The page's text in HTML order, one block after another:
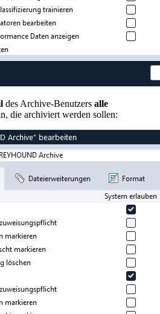
des Archive-Benutzers alle
die archiviert werden sollen: